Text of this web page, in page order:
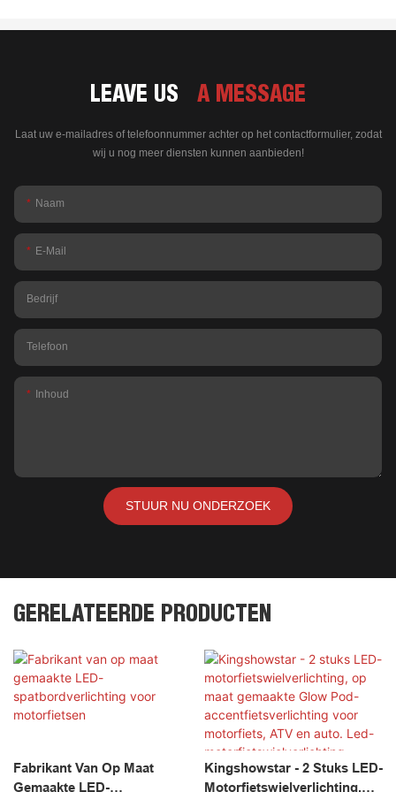
LEAVE US A MESSAGE
Laat uw e-mailadres of telefoonnummer achter op het contactformulier, zodat
wij u nog meer diensten kunnen aanbieden!
Naam
E-Mail
Bedrijf
Telefoon
Inhoud
STUUR NU ONDERZOEK
GERELATEERDE PRODUCTEN
Fabrikant Van Op Maat
Gemaakte LED-
Kingshowstar - 2 Stuks LED-
Motorfietswielverlichting,